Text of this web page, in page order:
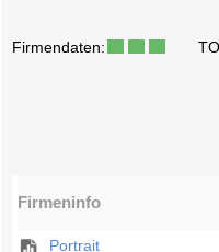
Firmendaten:
Firmeninfo
Portrait